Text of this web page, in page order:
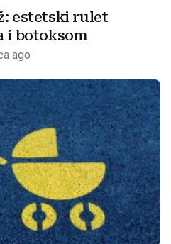
estetski rulet
i botoksom
ago